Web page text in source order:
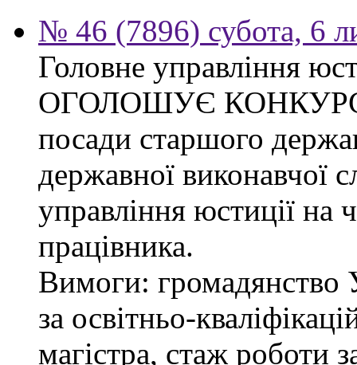
№ 46 (7896) субота, 6
Головне управління
ОГОЛОШУЄ КОНКУРС
посади старшого
державної виконавчої
управління юстиції на
працівника.
Вимоги: громадянство
за освітньо-
магістра, стаж роботи